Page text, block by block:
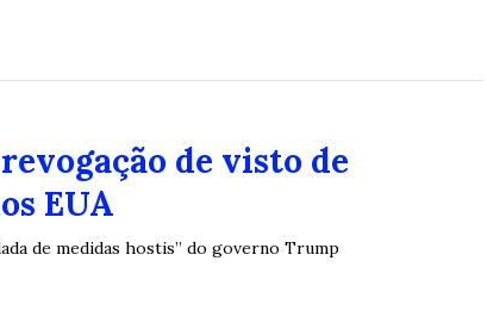
de visto de
EUA
de medidas hostis” do governo Trump